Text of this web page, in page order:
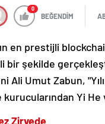
0
BEĞENDİM
en prestijli
bir şekilde
Ali Umut Zabun,
kurucularından Yi
Zirvede